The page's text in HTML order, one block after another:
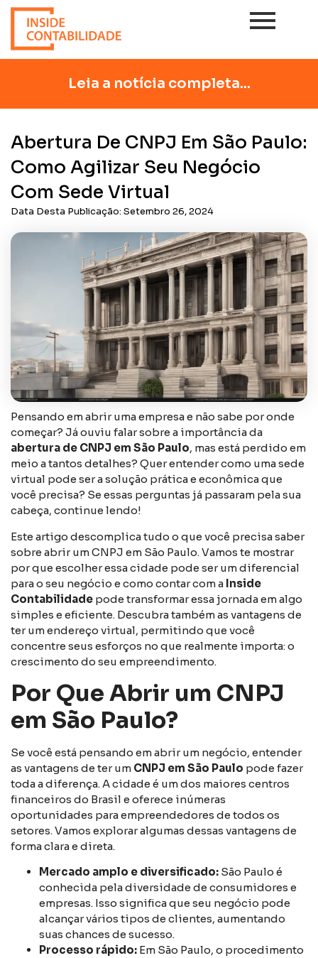
Leia a notícia completa...
Abertura De CNPJ Em São Paulo:
Como Agilizar Seu Negócio
Com Sede Virtual
Data Desta Publicação: Setembro 26, 2024
Pensando em abrir uma empresa e não sabe por onde
começar? Já ouviu falar sobre a importância da
abertura de CNPJ em São Paulo, mas está perdido em
meio a tantos detalhes? Quer entender como uma sede
virtual pode ser a solução prática e econômica que
você precisa? Se essas perguntas já passaram pela sua
cabeça, continue lendo!
Este artigo descomplica tudo o que você precisa saber
sobre abrir um CNPJ em São Paulo. Vamos te mostrar
por que escolher essa cidade pode ser um diferencial
para o seu negócio e como contar com a Inside
Contabilidade pode transformar essa jornada em algo
simples e eficiente. Descubra também as vantagens de
ter um endereço virtual, permitindo que você
concentre seus esforços no que realmente importa: o
crescimento do seu empreendimento.
Por Que Abrir um CNPJ
em São Paulo?
Se você está pensando em abrir um negócio, entender
as vantagens de ter um CNPJ em São Paulo pode fazer
toda a diferença. A cidade é um dos maiores centros
financeiros do Brasil e oferece inúmeras
oportunidades para empreendedores de todos os
setores. Vamos explorar algumas dessas vantagens de
forma clara e direta.
Mercado amplo e diversificado: São Paulo é
conhecida pela diversidade de consumidores e
empresas. Isso significa que seu negócio pode
alcançar vários tipos de clientes, aumentando
suas chances de sucesso.
Processo rápido: Em São Paulo, o procedimento